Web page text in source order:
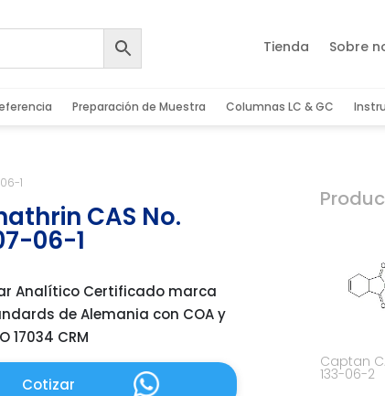
Tienda Sobre
Preparación de Muestra Columnas LC & GC
1
CAS No.
06-1
Analítico Certificado marca
de Alemania con COA y
17034 CRM
Cotizar
Captan
133-06-2